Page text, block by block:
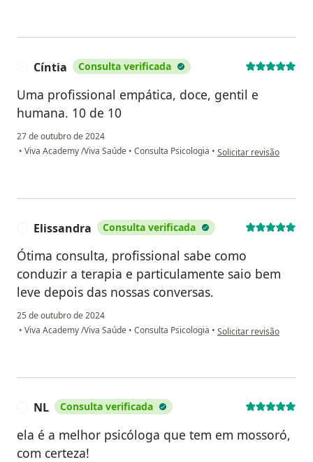
Cíntia Consulta verificada
Uma profissional empática, doce, gentil e
humana. 10 de 10
27 de outubro de 2024
• Viva Academy /Viva Saúde • Consulta Psicologia • na opinião do utilizador
Solicitar revisão
Elissandra Consulta verificada
Ótima consulta, profissional sabe como
conduzir a terapia e particulamente saio bem
leve depois das nossas conversas.
25 de outubro de 2024
• Viva Academy /Viva Saúde • Consulta Psicologia • na opinião do utilizador
Solicitar revisão
NL Consulta verificada
ela é a melhor psicóloga que tem em mossoró,
com certeza!